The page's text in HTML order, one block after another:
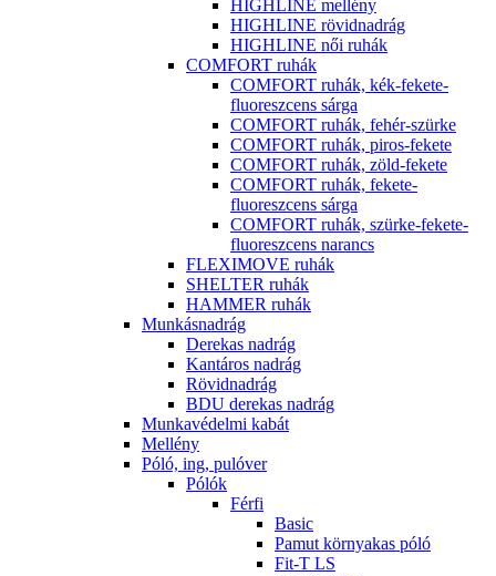
HIGHLINE mellény
HIGHLINE rövidnadrág
HIGHLINE női ruhák
COMFORT ruhák
COMFORT ruhák, kék-fekete-
fluoreszcens sárga
COMFORT ruhák, fehér-szürke
COMFORT ruhák, piros-fekete
COMFORT ruhák, zöld-fekete
COMFORT ruhák, fekete-
fluoreszcens sárga
COMFORT ruhák, szürke-fekete-
fluoreszcens narancs
FLEXIMOVE ruhák
SHELTER ruhák
HAMMER ruhák
Munkásnadrág
Derekas nadrág
Kantáros nadrág
Rövidnadrág
BDU derekas nadrág
Munkavédelmi kabát
Mellény
Póló, ing, pulóver
Pólók
Férfi
Basic
Pamut környakas póló
Fit-T LS